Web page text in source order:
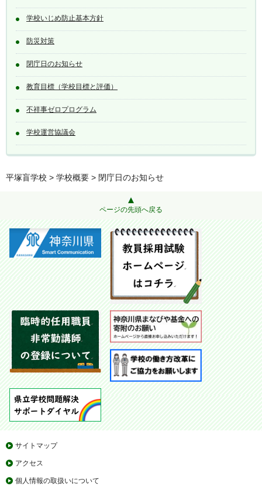
学校いじめ防止基本方針
防災対策
閉庁日のお知らせ
教育目標（学校目標と評価）
不祥事ゼロプログラム
学校運営協議会
平塚盲学校 > 学校概要 > 閉庁日のお知らせ
ページの先頭へ戻る
サイトマップ
アクセス
個人情報の取扱いについて